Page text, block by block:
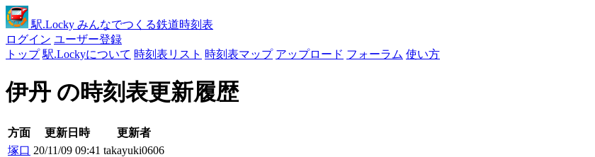
駅.Locky みんなでつくる鉄道時刻表
ログイン ユーザー登録
トップ 駅.Lockyについて 時刻表リスト 時刻表マップ アップロード フォーラム 使い方
伊丹 の時刻表更新履歴
方面 更新日時
更新者
塚口 20/11/09 09:41 takayuki0606